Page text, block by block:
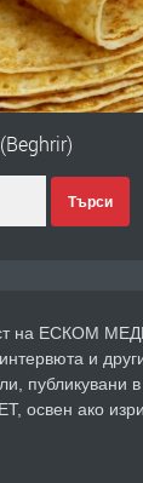
поход "По
по
Търси
на ЕСКОМ
и други
публикувани в
освен ако